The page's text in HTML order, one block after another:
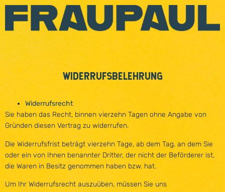
WIDERRUFSBELEHRUNG
Widerrufsrecht
Sie haben das Recht, binnen vierzehn Tagen ohne Angabe von
Gründen diesen Vertrag zu widerrufen.
Die Widerrufsfrist beträgt vierzehn Tage, ab dem Tag, an dem Sie
oder ein von Ihnen benannter Dritter, der nicht der Beförderer ist,
die Waren in Besitz genommen haben bzw. hat.
Um Ihr Widerrufsrecht auszuüben, müssen Sie uns